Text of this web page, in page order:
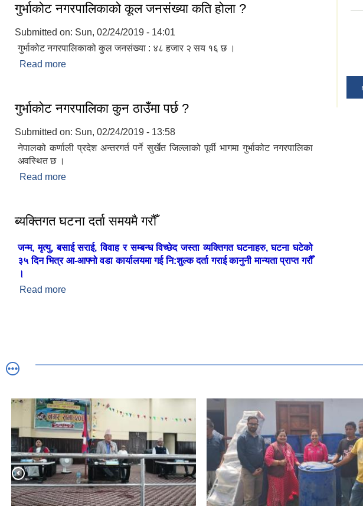
गुर्भाकोट नगरपालिकाको कूल जनसंख्या कति होला ?
Submitted on: Sun, 02/24/2019 - 14:01
गुर्भाकोट नगरपालिकाको कुल जनसंख्या : ४८ हजार २ सय १६ छ ।
Read more
गुर्भाकोट नगरपालिका कुन ठाउँमा पर्छ ?
Submitted on: Sun, 02/24/2019 - 13:58
नेपालको कर्णाली प्रदेश अन्तरगर्त पर्ने सुर्खेत जिल्लाको पूर्वी भागमा गुर्भाकोट नगरपालिका
अवस्थित छ ।
Read more
ब्यक्तिगत घटना दर्ता समयमै गरौँ
जन्म, मृत्यु, बसाई सराई, विवाह र सम्बन्ध विच्छेद जस्ता व्यक्तिगत घटनाहरु, घटना घटेको
३५ दिन भित्र आ-आफ्नो वडा कार्यालयमा गई नि:शुल्क दर्ता गराई कानुनी मान्यता प्राप्त गरौँ
।
Read more